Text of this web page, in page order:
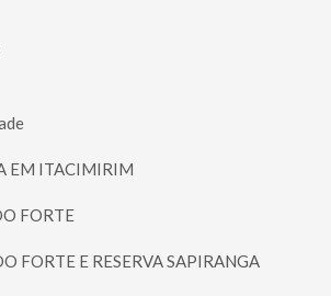
EM ITACIMIRIM
FORTE
FORTE E RESERVA SAPIRANGA